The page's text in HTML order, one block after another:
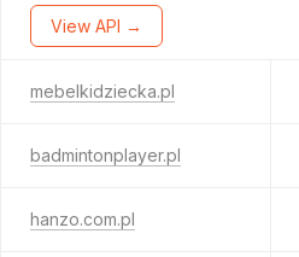
View API →
mebelkidziecka.pl
badmintonplayer.pl
hanzo.com.pl